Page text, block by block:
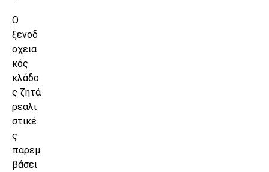
Ο
ξενοδ
οχεια
κός
κλάδο
ς ζητά
ρεαλι
στικέ
ς
παρεμ
βάσει